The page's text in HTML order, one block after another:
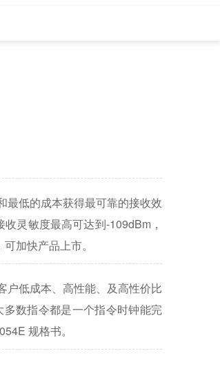
低的成本获得最可靠的接收效
灵敏度最高可达到-109dBm，
加快产品上市。
户低成本、高性能、及高性价比
数指令都是一个指令时钟能完
规格书。